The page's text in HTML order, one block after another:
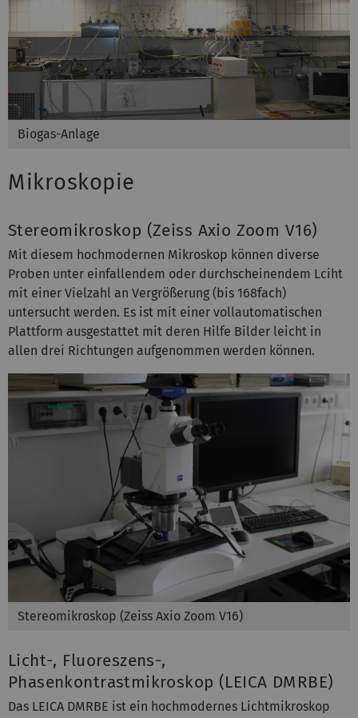
Biogas-Anlage
Mikroskopie
Stereomikroskop (Zeiss Axio Zoom V16)
Mit diesem hochmodernen Mikroskop können diverse
Proben unter einfallendem oder durchscheinendem Lciht
mit einer Vielzahl an Vergrößerung (bis 168fach)
untersucht werden. Es ist mit einer vollautomatischen
Plattform ausgestattet mit deren Hilfe Bilder leicht in
allen drei Richtungen aufgenommen werden können.
Stereomikroskop (Zeiss Axio Zoom V16)
Licht-, Fluoreszens-,
Phasenkontrastmikroskop (LEICA DMRBE)
Das LEICA DMRBE ist ein hochmodernes Lichtmikroskop